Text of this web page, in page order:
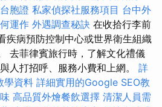
胞證 私家偵探社服務項目 台中外
運作 外遇調查秘訣 在收拾行李前
疾病預防控制中心或世界衛生組織
去菲律賓旅行時，了解文化禮儀
人打招呼、服務小費和上網。 詳
學資料 詳細實用的Google SEO教
高品質外燴餐飲選擇 清潔人員需